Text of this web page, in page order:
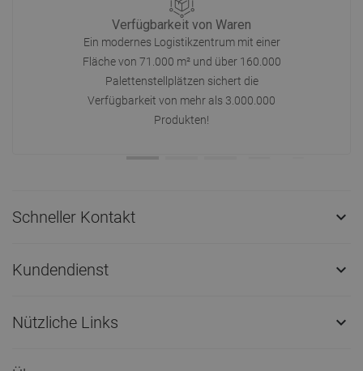
Verfügbarkeit von Waren
Ein modernes Logistikzentrum mit einer
Fläche von 71.000 m² und über 160.000
Palettenstellplätzen sichert die
Verfügbarkeit von mehr als 3.000.000
Produkten!
Schneller Kontakt 
Kundendienst 
Nützliche Links 